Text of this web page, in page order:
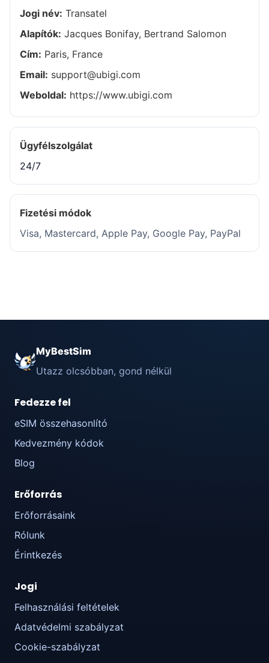
Jogi név: Transatel
Alapítók: Jacques Bonifay, Bertrand Salomon
Cím: Paris, France
Email: support@ubigi.com
Weboldal: https://www.ubigi.com
Ügyfélszolgálat
24/7
Fizetési módok
Visa, Mastercard, Apple Pay, Google Pay, PayPal
MyBestSim
Utazz olcsóbban, gond nélkül
Fedezze fel
eSIM összehasonlító
Kedvezmény kódok
Blog
Erőforrás
Erőforrásaink
Rólunk
Érintkezés
Jogi
Felhasználási feltételek
Adatvédelmi szabályzat
Cookie-szabályzat